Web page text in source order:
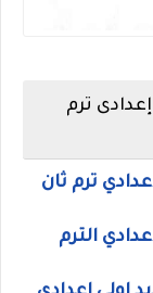
ترم
ترم ثان
الترم